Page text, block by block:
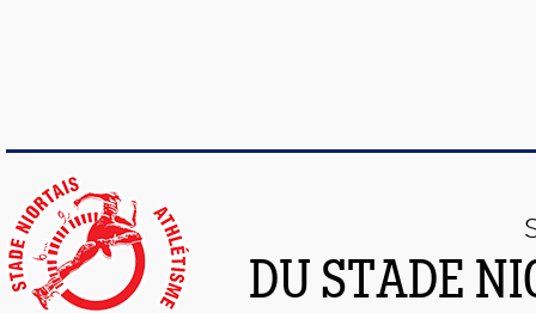
DU STADE